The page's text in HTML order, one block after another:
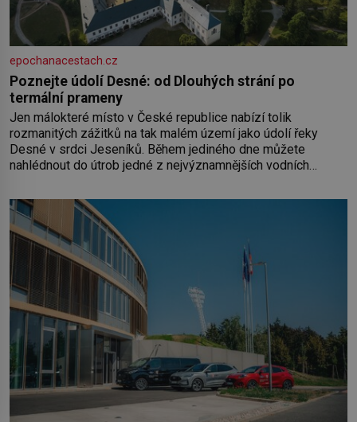
epochanacestach.cz
Poznejte údolí Desné: od Dlouhých strání po
termální prameny
Jen málokteré místo v České republice nabízí tolik
rozmanitých zážitků na tak malém území jako údolí řeky
Desné v srdci Jeseníků. Během jediného dne můžete
nahlédnout do útrob jedné z nejvýznamnějších vodních
koloběžce a den zakončit poznáváním památek ve Velkých
Losinách nebo v termálním